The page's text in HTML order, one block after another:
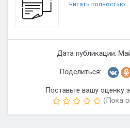
Читать полностью
Дата публикации:
Поделиться:
Поставьте вашу оценку
(Пока